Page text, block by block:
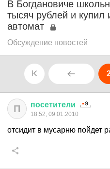
В Богдановиче
тысяч рублей и купил
автомат
Обсуждение новостей
П посетители
18:52, 09.01.2010
отсидит в мусарню пойдет